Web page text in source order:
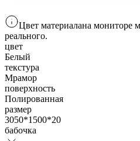
Цвет материалана мониторе
реального.
цвет
Белый
текстура
Мрамор
поверхность
Полированная
размер
3050*1500*20
бабочка